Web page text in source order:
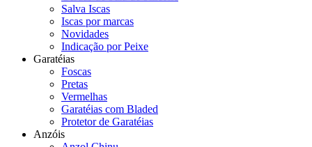
Salva Iscas
Iscas por marcas
Novidades
Indicação por Peixe
Garatéias
Foscas
Pretas
Vermelhas
Garatéias com Bladed
Protetor de Garatéias
Anzóis